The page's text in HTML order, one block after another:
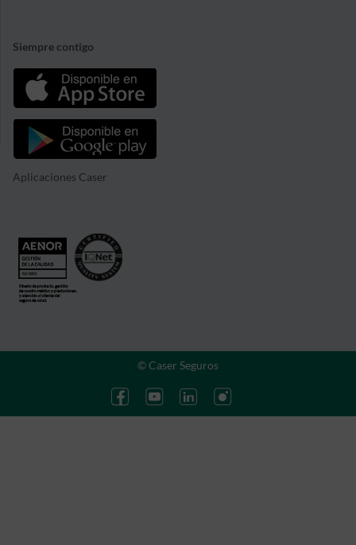
Siempre contigo
Aplicaciones Caser
© Caser Seguros